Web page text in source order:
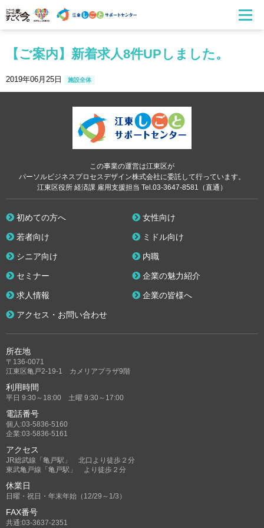
【ご案内】新着求人8件UPしました。
2019年06月25日 施設全体
この事業の運営は江東区が
パーソルビジネスプロセスデザイン株式会社に委託して行っています。
江東区役所 経済課 雇用支援担当 Tel.03-3647-8581（直通）
所在地
〒136-0071
江東区亀戸2-19-1 カメリアプラザ9階
利用時間
平日 9:30～18:00 土曜 9:30～17:00
電話番号
個人:03-5836-5160
企業:03-5836-5161
アクセス
JR総武線「亀戸駅」 北口より徒歩２分
東武亀戸線「亀戸駅」 より徒歩２分
休業日
日曜・祝日・年末年始（12/29～1/3）
FAX番号
共通:03-3637-2351
初めての方へ 女性向け
若者向け ミドル向け
シニア向け 内職
セミナー 企業の魅力紹介
求人情報 企業の皆様へ
アクセス・お問い合わせ